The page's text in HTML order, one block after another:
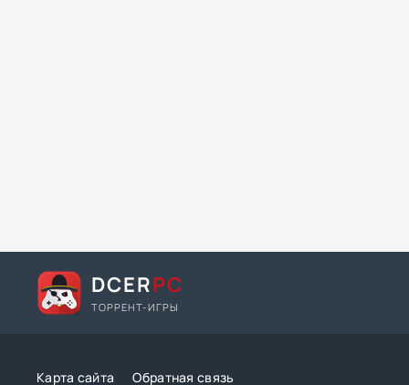
DCERPC
ТОРРЕНТ-ИГРЫ
Карта сайта Обратная связь